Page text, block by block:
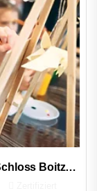
Englisch-, Film- oder Kunstcamp auf Schloss Boitzenburg